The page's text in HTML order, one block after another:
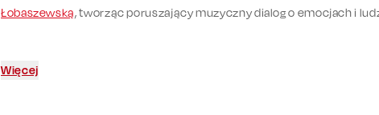
Łobaszewską, tworząc poruszający muzyczny dialog o emocjach i
Więcej